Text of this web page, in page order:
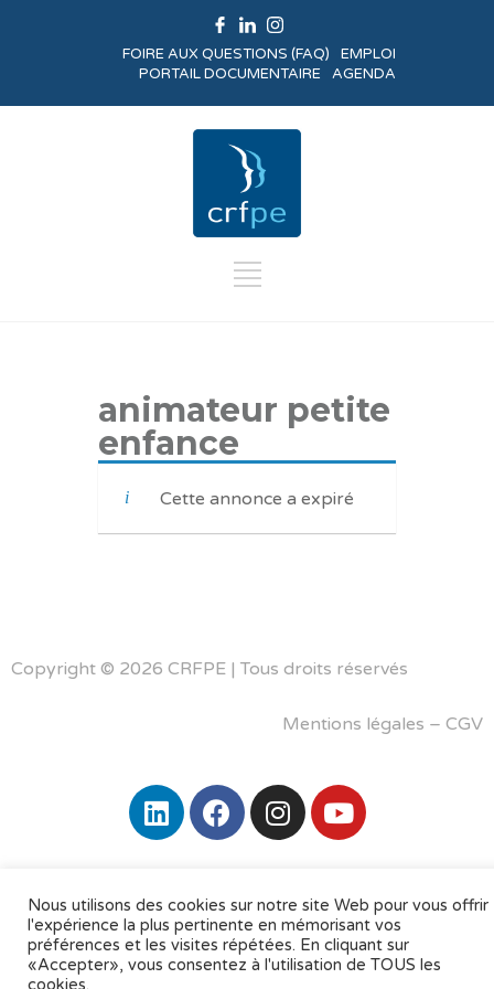
EMPLOI
FOIRE AUX QUESTIONS (FAQ)
AGENDA
PORTAIL DOCUMENTAIRE
animateur petite
enfance
Cette annonce a expiré
Copyright © 2026 CRFPE | Tous droits réservés
Mentions légales – CGV
Nous utilisons des cookies sur notre site Web pour vous offrir
l'expérience la plus pertinente en mémorisant vos
préférences et les visites répétées. En cliquant sur
«Accepter», vous consentez à l'utilisation de TOUS les
cookies.